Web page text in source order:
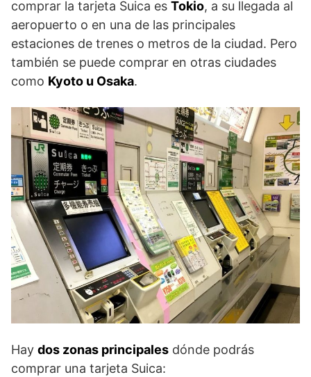
comprar la tarjeta Suica es Tokio, a su llegada al
aeropuerto o en una de las principales
estaciones de trenes o metros de la ciudad. Pero
también se puede comprar en otras ciudades
como Kyoto u Osaka.
Hay dos zonas principales dónde podrás
comprar una tarjeta Suica: